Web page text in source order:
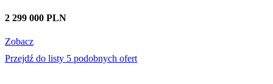
2 299 000 PLN
Zobacz
Przejdź do listy 5 podobnych ofert